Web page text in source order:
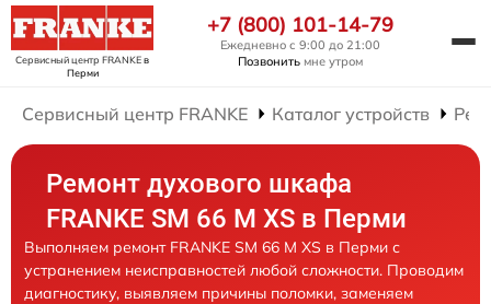
Сервисный центр FRANKEв
Перми
+7 (800) 101-14-79
Ежедневно с 9:00 до 21:00
Позвонить мне утром
Сервисный центр FRANKE Каталог устройств
Ремонт духового шкафа
FRANKE SM 66 M XS в Перми
Выполняем ремонт FRANKE SM 66 M XS в Перми с
устранением неисправностей любой сложности. Проводим
диагностику, выявляем причины поломки, заменяем